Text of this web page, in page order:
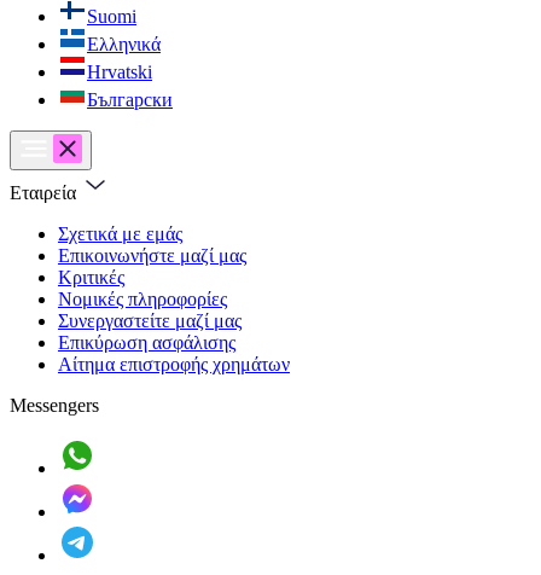
Suomi
Ελληνικά
Hrvatski
Български
Εταιρεία
Σχετικά με εμάς
Επικοινωνήστε μαζί μας
Κριτικές
Νομικές πληροφορίες
Συνεργαστείτε μαζί μας
Επικύρωση ασφάλισης
Αίτημα επιστροφής χρημάτων
Messengers